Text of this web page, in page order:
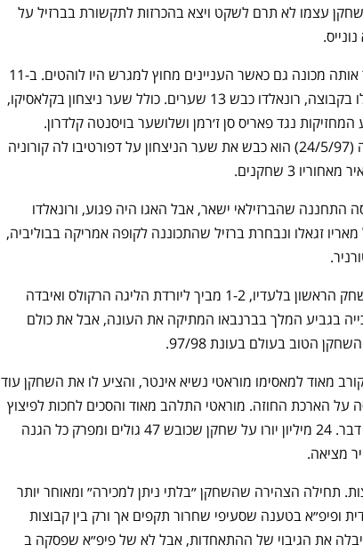
עצמו לא תרם לשקט ויצא בהכרזות לתקשורת בברזיל על
מקצועית, רונאלדו נשאר אותה מכונה גם כאשר העניינים מחוץ למגרש היו לוהטים. ב-11
המשחקים האחרונים שלו בקבוצה, רונאלדו כבש 13 שערים. כולל שער ניצחון בקלאסיקו,
נגד פאריס סן ז׳רמן ושלושער בויסנטה קלדרון.
במשחקו האחרון בקבוצה (24/5/97) הוא כבש את שער הניצחון על דפורטיבו לה קורוניה
התחננה שהברזילאי ישאר, אבל האגו היה פגוע, ורונאלדו
זגאלו ונבחרת ברזיל שהתכוננה לקופה אמריקה בבוליביה,
בארסה הפסידה את המשחק הראשון בלעדיו, 1-2 מביך ליורדת הליגה הרקולס ואיבדה
בגביע המלך בברנבאו המתיקה את העונה, אבל את כולם
הטוב בעולם בעונת 97/98.
מאוד למאסימו מוראטי נשיא אינטר, והציע לו את השחקן עוד
על הארכת החוזה. מוראטי התלהב מאוד והסכים לחכות לפיצוץ
שאכן התרחש בסופו של דבר. 24 מיליון יורו על שחקן שכובש 47 גולים ומפרק כל הגנה
מציאה.
תחילה הצהירה שהשחקן ״בלתי ניתן למכירה״ ומאוחר יותר
ופיפ״א בטענה שסעיפי שחרור תקפים אך ורק בין קבוצות
את הגיבוי של ההתאחדות, אבל לא של פיפ״א שפסקה ב